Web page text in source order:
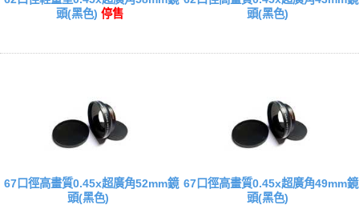
頭(黑色) 停售
頭(黑色)
67口徑高畫質0.45x超廣角52mm鏡
頭(黑色)
67口徑高畫質0.45x超廣角49mm鏡
頭(黑色)